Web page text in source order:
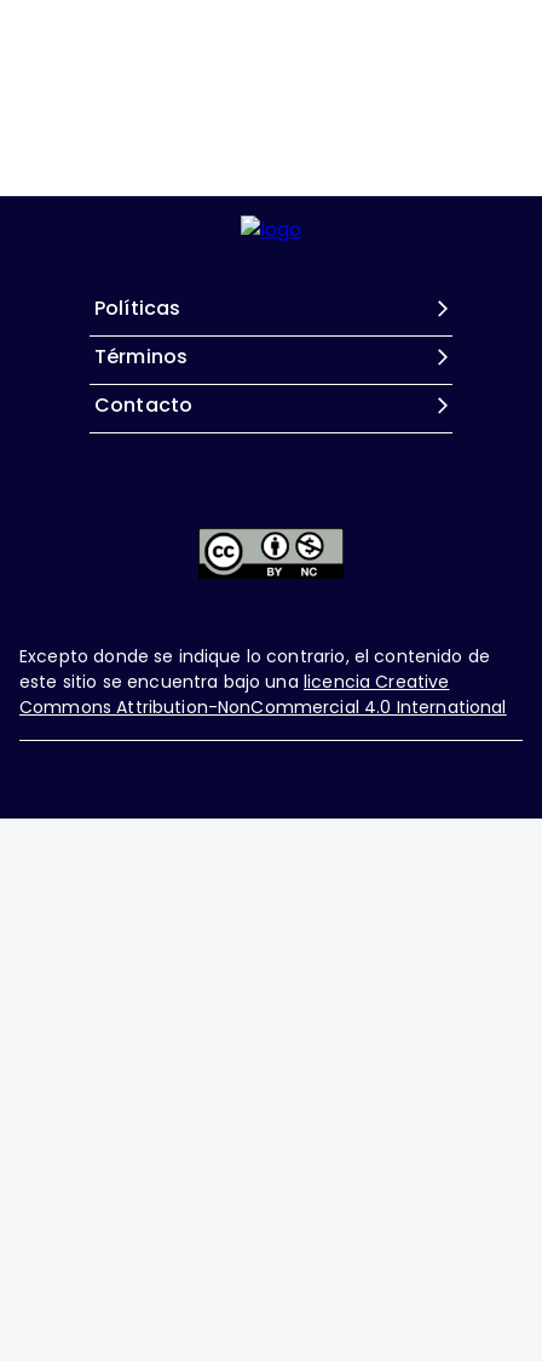
Políticas
Términos
Contacto
Excepto donde se indique lo contrario, el contenido de
este sitio se encuentra bajo una licencia Creative
Commons Attribution-NonCommercial 4.0 International